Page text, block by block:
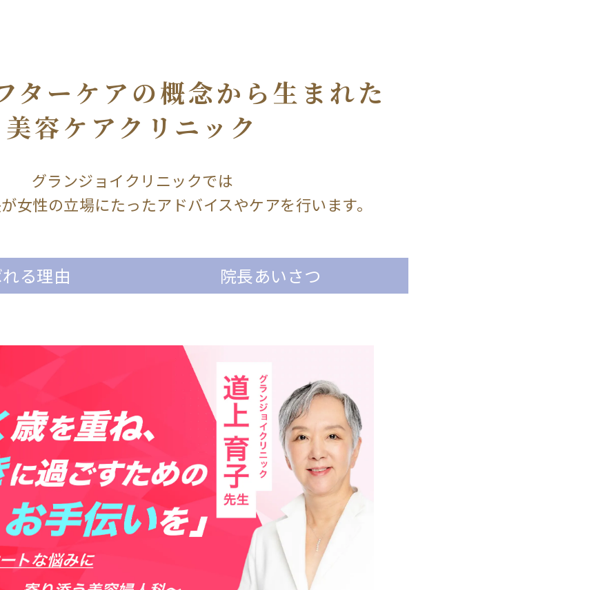
ターケアの概念から生まれた
美容ケアクリニック
グランジョイクリニックでは
女性の立場にたったアドバイスやケアを行います。
る理由 院長あいさつ